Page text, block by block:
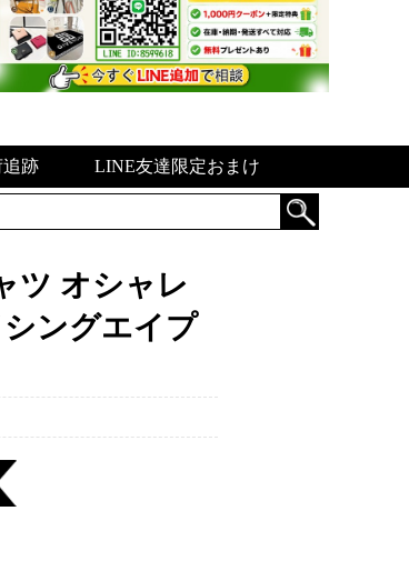
追跡 LINE友達限定おまけ
ツ オシャレ
ングエイプ